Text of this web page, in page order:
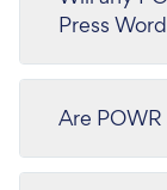
Press
Are